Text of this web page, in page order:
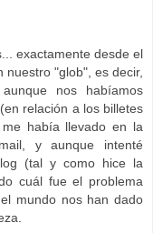
exactamente desde el
"glob", es decir,
nos habíamos
relación a los billetes
había llevado en la
y aunque intenté
(tal y como hice la
cuál fue el problema
mundo nos han dado